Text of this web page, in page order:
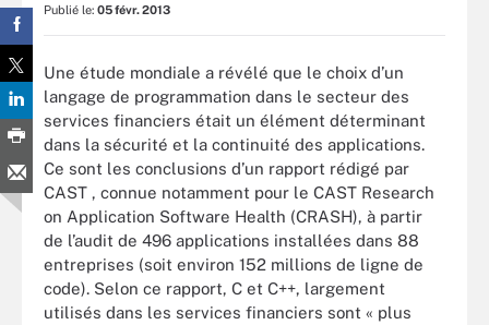
Publié le: 05 févr. 2013
Une étude mondiale a révélé que le choix d’un
langage de programmation dans le secteur des
services financiers était un élément déterminant
dans la sécurité et la continuité des applications.
Ce sont les conclusions d’un rapport rédigé par
CAST , connue notamment pour le CAST Research
on Application Software Health (CRASH), à partir
de l’audit de 496 applications installées dans 88
entreprises (soit environ 152 millions de ligne de
code). Selon ce rapport, C et C++, largement
utilisés dans les services financiers sont « plus